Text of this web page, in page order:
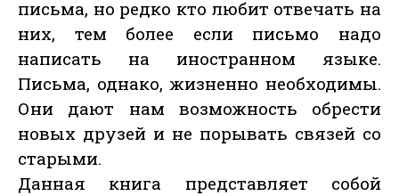
письма, но редко кто любит отвечать на
них, тем более если письмо надо
написать на иностранном языке.
Письма, однако, жизненно необходимы.
Они дают нам возможность обрести
новых друзей и не порывать связей со
старыми.
Данная книга представляет собой